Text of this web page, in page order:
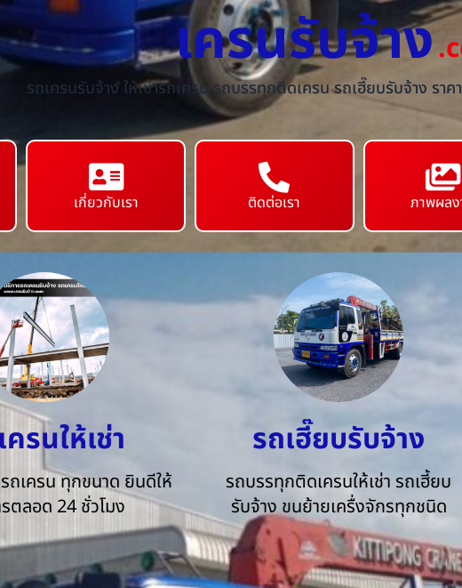
เครนรับจ้าง
รถเครนรับจ้าง ให้เช่ารถเครน รถบรรทุกติดเครน รถเฮี๊ยบรับจ้าง ร
เกี่ยวกับเรา ติดต่อเรา ภาพผล
รนให้เช่า
รถเครน ทุกขนาด ยินดีให้
ตลอด 24 ชั่วโมง
รถเฮี๊ยบรับจ้าง
รถบรรทุกติดเครนให้เช่า รถเฮี้ยบ
รับจ้าง ขนย้ายเครื่งจักรทุกชนิด